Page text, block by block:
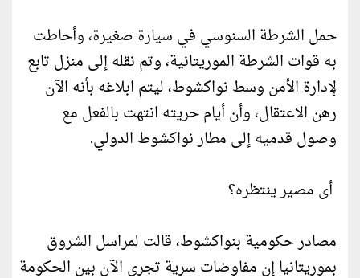
حمل الشرطة السنوسي في سيارة صغيرة، وأحاطت
به قوات الشرطة الموريتانية، وتم نقله إلى منزل تابع
لإدارة الأمن وسط نواكشوط، ليتم ابلاغه بأنه الآن
رهن الاعتقال، وأن أيام حريته انتهت بالفعل مع
وصول قدميه إلى مطار نواكشوط الدولي.
أى مصير ينتظره؟
مصادر حكومية بنواكشوط، قالت لمراسل الشروق
بموريتانيا إن مفاوضات سرية تجرى الآن بين الحكومة